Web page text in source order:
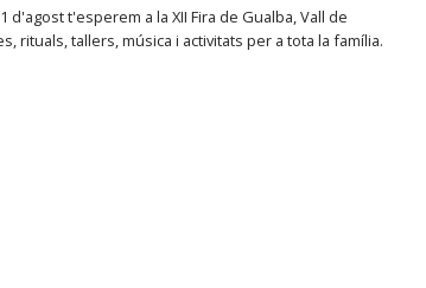
d'agost t'esperem a la XII Fira de Gualba, Vall de
rituals, tallers, música i activitats per a tota la família.